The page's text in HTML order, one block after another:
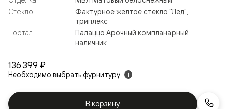
136 399 ₽
Необходимо выбрать фурнитуру i
В корзину
Стекло
Фактурное жёлтое стекло "Лёд",
триплекс
Портал
Палаццо Арочный компланарный
наличник